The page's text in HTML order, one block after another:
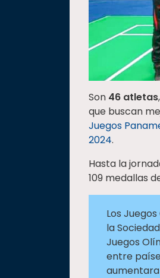
Son 46 atletas
que buscan
Juegos
2024.
Hasta la
109 medallas
Los
la
Juegos
entre